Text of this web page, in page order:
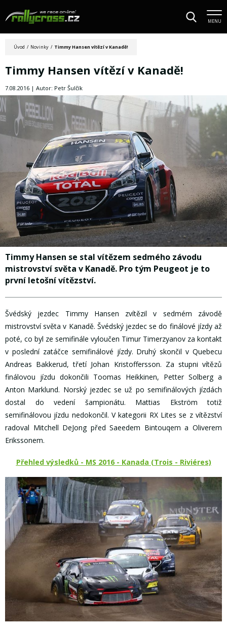
MENU
Úvod / Novinky / Timmy Hansen vítězí v Kanadě!
Timmy Hansen vítězí v Kanadě!
7.08.2016 | Autor: Petr Šulčík
Timmy Hansen se stal vítězem sedmého závodu
mistrovství světa v Kanadě. Pro tým Peugeot je to
první letošní vítězství.
Švédský jezdec Timmy Hansen zvítězil v sedmém závodě
mistrovství světa v Kanadě. Švédský jezdec se do finálové jízdy až
poté, co byl ze semifinále vyloučen Timur Timerzyanov za kontakt
v poslední zatáčce semifinálové jízdy. Druhý skončil v Quebecu
Andreas Bakkerud, třetí Johan Kristoffersson. Za stupni vítězů
finálovou jízdu dokončili Toomas Heikkinen, Petter Solberg a
Anton Marklund. Norský jezdec se už po semifinálových jízdách
dostal do vedení šampionátu. Mattias Ekström totiž
semifinálovou jízdu nedokončil. V kategorii RX Lites se z vítězství
radoval Mitchell DeJong před Saeedem Bintouqem a Oliverem
Erikssonem.
Přehled výsledků - MS 2016 - Kanada (Trois - Riviéres)